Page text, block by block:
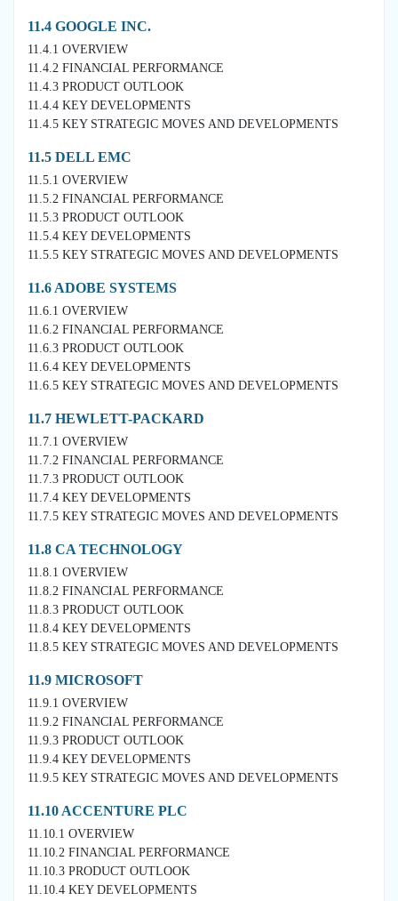
11.4 GOOGLE INC.
11.4.1 OVERVIEW
11.4.2 FINANCIAL PERFORMANCE
11.4.3 PRODUCT OUTLOOK
11.4.4 KEY DEVELOPMENTS
11.4.5 KEY STRATEGIC MOVES AND DEVELOPMENTS
11.5 DELL EMC
11.5.1 OVERVIEW
11.5.2 FINANCIAL PERFORMANCE
11.5.3 PRODUCT OUTLOOK
11.5.4 KEY DEVELOPMENTS
11.5.5 KEY STRATEGIC MOVES AND DEVELOPMENTS
11.6 ADOBE SYSTEMS
11.6.1 OVERVIEW
11.6.2 FINANCIAL PERFORMANCE
11.6.3 PRODUCT OUTLOOK
11.6.4 KEY DEVELOPMENTS
11.6.5 KEY STRATEGIC MOVES AND DEVELOPMENTS
11.7 HEWLETT-PACKARD
11.7.1 OVERVIEW
11.7.2 FINANCIAL PERFORMANCE
11.7.3 PRODUCT OUTLOOK
11.7.4 KEY DEVELOPMENTS
11.7.5 KEY STRATEGIC MOVES AND DEVELOPMENTS
11.8 CA TECHNOLOGY
11.8.1 OVERVIEW
11.8.2 FINANCIAL PERFORMANCE
11.8.3 PRODUCT OUTLOOK
11.8.4 KEY DEVELOPMENTS
11.8.5 KEY STRATEGIC MOVES AND DEVELOPMENTS
11.9 MICROSOFT
11.9.1 OVERVIEW
11.9.2 FINANCIAL PERFORMANCE
11.9.3 PRODUCT OUTLOOK
11.9.4 KEY DEVELOPMENTS
11.9.5 KEY STRATEGIC MOVES AND DEVELOPMENTS
11.10 ACCENTURE PLC
11.10.1 OVERVIEW
11.10.2 FINANCIAL PERFORMANCE
11.10.3 PRODUCT OUTLOOK
11.10.4 KEY DEVELOPMENTS